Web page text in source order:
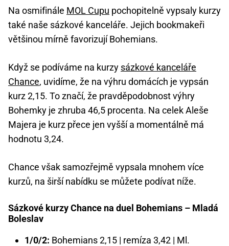
Na osmifinále MOL Cupu pochopitelně vypsaly kurzy
také naše sázkové kanceláře. Jejich bookmakeři
většinou mírně favorizují Bohemians.
Když se podíváme na kurzy sázkové kanceláře
Chance, uvidíme, že na výhru domácích je vypsán
kurz 2,15. To značí, že pravděpodobnost výhry
Bohemky je zhruba 46,5 procenta. Na celek Aleše
Majera je kurz přece jen vyšší a momentálně má
hodnotu 3,24.
Chance však samozřejmě vypsala mnohem více
kurzů, na širší nabídku se můžete podívat níže.
Sázkové kurzy Chance na duel Bohemians – Mladá
Boleslav
1/0/2: Bohemians 2,15 | remíza 3,42 | Ml.